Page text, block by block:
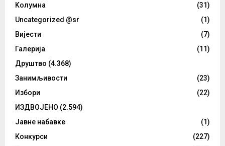
Kолумнa
(31)
Uncategorized @sr
(1)
Вијести
(7)
Галерија
(11)
Друштво (4.368)
Занимљивости
(23)
Избори
(22)
ИЗДВОЈЕНО (2.594)
Јавне набавке
(1)
Конкурси
(227)